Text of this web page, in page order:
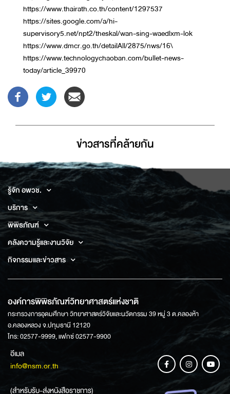
https://www.thairath.co.th/content/1297537
https://sites.google.com/a/hi-
supervisory5.net/npt2/theskal/wan-sing-waedlxm-lok
https://www.dmcr.go.th/detailAll/2875/nws/16\
https://www.technologychaoban.com/bullet-news-
today/article_39970
ข่าวสารที่่คล้ายกัน
รู้จัก อพวช.
บริการ
พิพิธภัณฑ์
คลังความรู้และงานวิจัย
กิจกรรมและข่าวสาร
องค์การพิพิธภัณฑ์วิทยาศาสตร์แห่งชาติ
กระทรวงการอุดมศึกษา วิทยาศาสตร์วิจัยและนวัตกรรม 39 หมู่ 3 ต.คลองห้า
อ.คลองหลวง จ.ปทุมธานี 12120
โทร: 02577-9999, แฟกซ์ 02577-9900
อีเมล
info@nsm.or.th
(สำหรับรับ-ส่งหนังสือราชการ)